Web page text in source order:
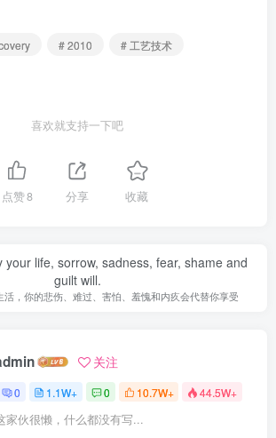
# 2010
# 工艺技术
喜欢就支持一下吧
点赞8 分享 收藏
your life, sorrow, sadness, fear, shame and
guilt will.
活，你的悲伤、难过、害怕、羞愧和内疚会代替你享受
关注
0 1.1W+ 0 10.7W+ 44.5W+
家伙很懒，什么都没有写...